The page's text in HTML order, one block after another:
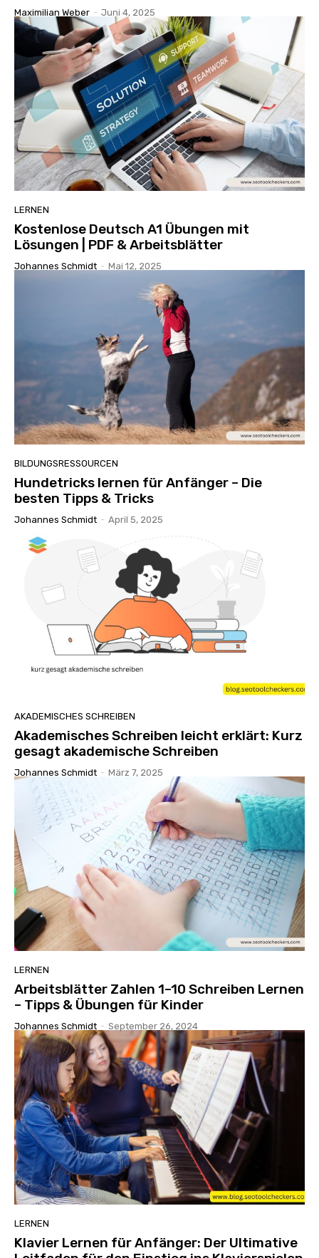
Maximilian Weber - Juni 4, 2025
LERNEN
Kostenlose Deutsch A1 Übungen mit
Lösungen | PDF & Arbeitsblätter
Johannes Schmidt - Mai 12, 2025
BILDUNGSRESSOURCEN
Hundetricks lernen für Anfänger – Die
besten Tipps & Tricks
Johannes Schmidt - April 5, 2025
AKADEMISCHES SCHREIBEN
Akademisches Schreiben leicht erklärt: Kurz
gesagt akademische Schreiben
Johannes Schmidt - März 7, 2025
LERNEN
Arbeitsblätter Zahlen 1–10 Schreiben Lernen
– Tipps & Übungen für Kinder
Johannes Schmidt - September 26, 2024
LERNEN
Klavier Lernen für Anfänger: Der Ultimative